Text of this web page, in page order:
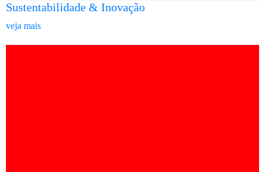
Sustentabilidade & Inovação
veja mais